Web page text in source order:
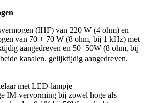
(IHF) van 220 W (4 ohm) en
van 70 + 70 W (8 ohm, bij 1 kHz) met
aangedreven en 50+50W (8 ohm, bij
kanalen. gelijktijdig aangedreven.
met LED-lampje
IM-vervorming bij zowel hoge als